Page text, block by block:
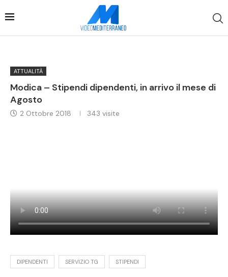
ATTUALITÀ
Modica – Stipendi dipendenti, in arrivo il mese di
Agosto
2 Ottobre 2018 343 visite
DIPENDENTI SERVIZIO TG STIPENDI